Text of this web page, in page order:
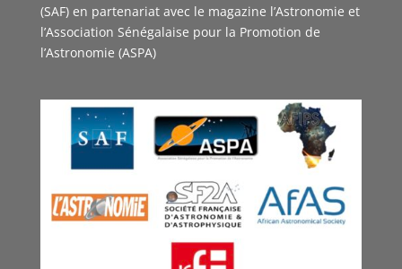
(SAF) en partenariat avec le magazine l’Astronomie et
l’Association Sénégalaise pour la Promotion de
l’Astronomie (ASPA)